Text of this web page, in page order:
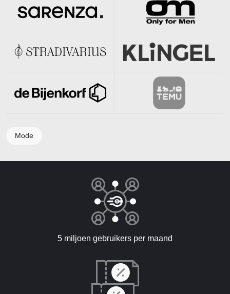
Mode
5 miljoen gebruikers per maand